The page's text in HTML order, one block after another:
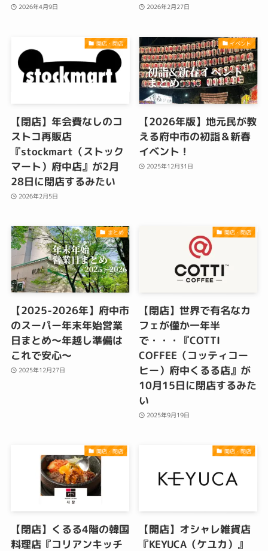
2026年4月9日 2026年2月27日
開店・閉店
【閉店】年会費なしのコ
ストコ再販店
『stockmart（ストック
マート）府中店』が2月
28日に閉店するみたい
2026年2月5日
イベント
【2026年版】地元民が教
える府中市の初詣＆新春
イベント！
2025年12月31日
まとめ
【2025-2026年】府中市
のスーパー年末年始営業
日まとめ～年越し準備は
これで安心～
2025年12月27日
開店・閉店
【閉店】世界で有名なカ
フェが僅か一年半
で・・・『COTTI
COFFEE（コッティコー
ヒー）府中くるる店』が
10月15日に閉店するみた
い
2025年9月19日
開店・閉店
【閉店】くるる4階の韓国
料理店『コリアンキッチ
開店・閉店
【開店】オシャレ雑貨店
『KEYUCA（ケユカ）』